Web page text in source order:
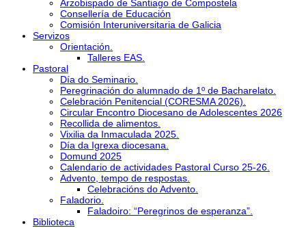
Arzobispado de Santiago de Compostela
Consellería de Educación
Comisión Interuniversitaria de Galicia
Servizos
Orientación.
Talleres EAS.
Pastoral
Día do Seminario.
Peregrinación do alumnado de 1º de Bacharelato.
Celebración Penitencial (CORESMA 2026).
Circular Encontro Diocesano de Adolescentes 2026
Recollida de alimentos.
Vixilia da Inmaculada 2025.
Día da Igrexa diocesana.
Domund 2025
Calendario de actividades Pastoral Curso 25-26.
Advento, tempo de respostas.
Celebracións do Advento.
Faladorio.
Faladoiro: “Peregrinos de esperanza”.
Biblioteca